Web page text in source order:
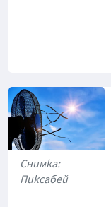
Снимка:
Пиксабей